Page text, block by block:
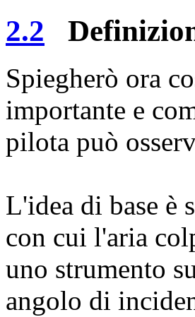
2.2
Spiegherò ora
importante e
pilota può
L'idea di base è
con cui l'aria
uno strumento
angolo di